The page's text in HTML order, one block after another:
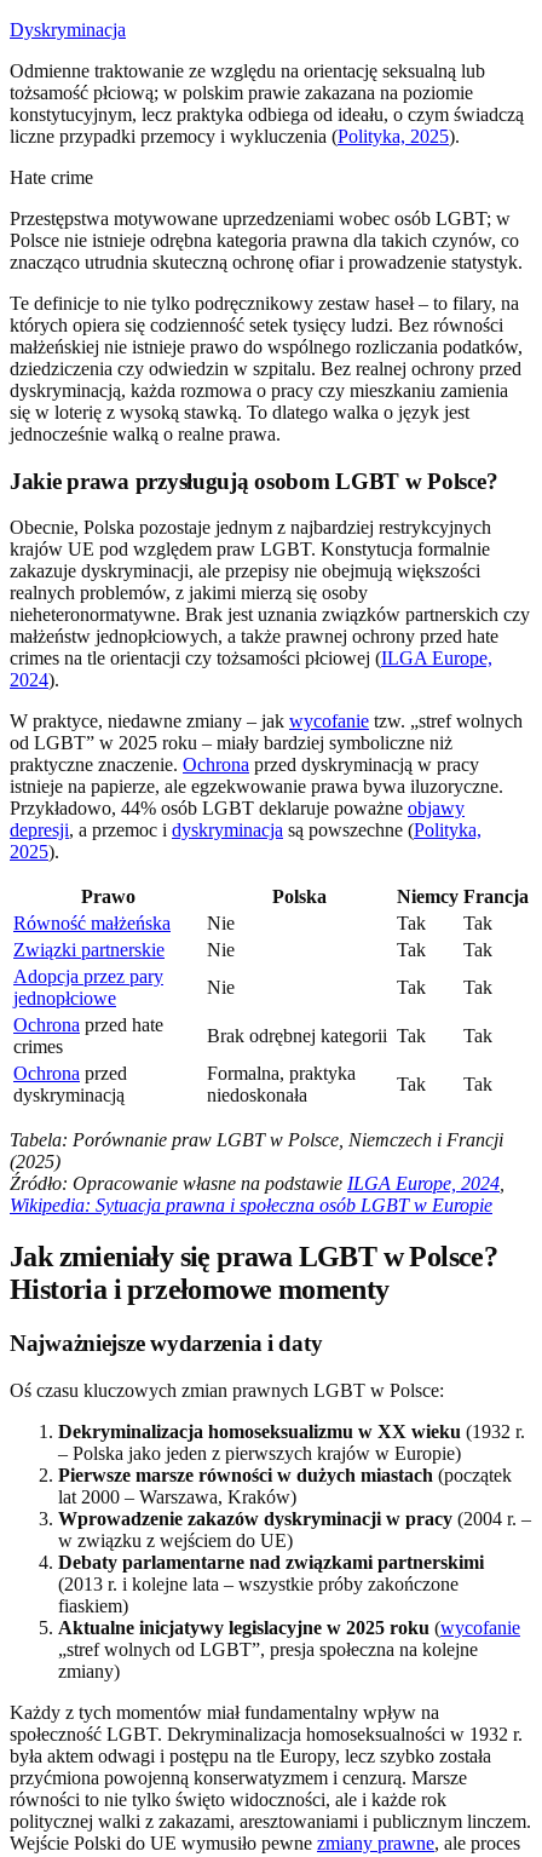
Dyskryminacja
Odmienne traktowanie ze względu na orientację seksualną lub
tożsamość płciową; w polskim prawie zakazana na poziomie
konstytucyjnym, lecz praktyka odbiega od ideału, o czym świadczą
liczne przypadki przemocy i wykluczenia (Polityka, 2025).
Hate crime
Przestępstwa motywowane uprzedzeniami wobec osób LGBT; w
Polsce nie istnieje odrębna kategoria prawna dla takich czynów, co
znacząco utrudnia skuteczną ochronę ofiar i prowadzenie statystyk.
Te definicje to nie tylko podręcznikowy zestaw haseł – to filary, na
których opiera się codzienność setek tysięcy ludzi. Bez równości
małżeńskiej nie istnieje prawo do wspólnego rozliczania podatków,
dziedziczenia czy odwiedzin w szpitalu. Bez realnej ochrony przed
dyskryminacją, każda rozmowa o pracy czy mieszkaniu zamienia
się w loterię z wysoką stawką. To dlatego walka o język jest
jednocześnie walką o realne prawa.
Jakie prawa przysługują osobom LGBT w Polsce?
Obecnie, Polska pozostaje jednym z najbardziej restrykcyjnych
krajów UE pod względem praw LGBT. Konstytucja formalnie
zakazuje dyskryminacji, ale przepisy nie obejmują większości
realnych problemów, z jakimi mierzą się osoby
nieheteronormatywne. Brak jest uznania związków partnerskich czy
małżeństw jednopłciowych, a także prawnej ochrony przed hate
crimes na tle orientacji czy tożsamości płciowej (ILGA Europe,
2024).
W praktyce, niedawne zmiany – jak wycofanie tzw. „stref wolnych
od LGBT” w 2025 roku – miały bardziej symboliczne niż
praktyczne znaczenie. Ochrona przed dyskryminacją w pracy
istnieje na papierze, ale egzekwowanie prawa bywa iluzoryczne.
Przykładowo, 44% osób LGBT deklaruje poważne objawy
depresji, a przemoc i dyskryminacja są powszechne (Polityka,
2025).
Prawo Polska Niemcy Francja
Równość małżeńska
Nie Tak
Tak
Związki partnerskie
Nie Tak
Tak
Adopcja przez pary
jednopłciowe
Nie Tak
Tak
Ochrona przed hate
crimes
Brak odrębnej kategorii Tak
Tak
Ochrona przed
dyskryminacją
Formalna, praktyka
niedoskonała
Tak Tak
Tabela: Porównanie praw LGBT w Polsce, Niemczech i Francji
(2025)
Źródło: Opracowanie własne na podstawie ILGA Europe, 2024
Wikipedia: Sytuacja prawna i społeczna osób LGBT w Europie
Jak zmieniały się prawa LGBT w Polsce?
Historia i przełomowe momenty
Najważniejsze wydarzenia i daty
Oś czasu kluczowych zmian prawnych LGBT w Polsce:
Dekryminalizacja homoseksualizmu w XX wieku (1932 r.
– Polska jako jeden z pierwszych krajów w Europie)
Pierwsze marsze równości w dużych miastach (początek
lat 2000 – Warszawa, Kraków)
Wprowadzenie zakazów dyskryminacji w pracy (2004 r. –
w związku z wejściem do UE)
Debaty parlamentarne nad związkami partnerskimi
(2013 r. i kolejne lata – wszystkie próby zakończone
fiaskiem)
Aktualne inicjatywy legislacyjne w 2025 roku (wycofanie
„stref wolnych od LGBT”, presja społeczna na kolejne
zmiany)
Każdy z tych momentów miał fundamentalny wpływ na
społeczność LGBT. Dekryminalizacja homoseksualności w 1932 r.
była aktem odwagi i postępu na tle Europy, lecz szybko została
przyćmiona powojenną konserwatyzmem i cenzurą. Marsze
równości to nie tylko święto widoczności, ale i każde rok
politycznej walki z zakazami, aresztowaniami i publicznym linczem.
Wejście Polski do UE wymusiło pewne zmiany prawne, ale proces